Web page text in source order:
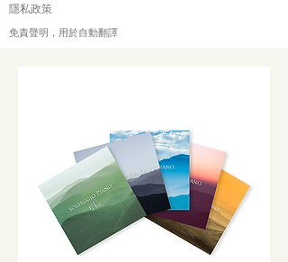
隱私政策
免責聲明，用於自動翻譯